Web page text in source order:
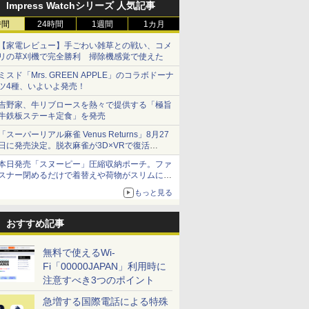
Impress Watchシリーズ 人気記事
24時間 1週間 1カ月
家電レビュー】手ごわい雑草との戦い、コメ
の草刈機で完全勝利 掃除機感覚で使えた
スド「Mrs. GREEN APPLE」のコラボドーナ
4種、いよいよ発売！
野家、牛リブロースを熱々で提供する「極旨
鉄板ステーキ定食」を発売
スーパーリアル麻雀 Venus Returns」8月27
に発売決定。脱衣麻雀が3D×VRで復活
売から2週間は20%オフになるセールが実施
日発売「スヌーピー」圧縮収納ポーチ。ファ
ナー閉めるだけで着替えや荷物がスリムにま
もっと見る
おすすめ記事
無料で使えるWi-
Fi「00000JAPAN」利用時に
注意すべき3つのポイント
急増する国際電話による特殊